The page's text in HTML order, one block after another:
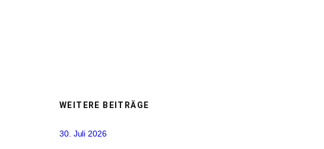
WEITERE BEITRÄGE
30. Juli 2026